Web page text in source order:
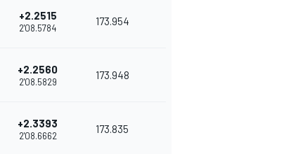
+2.2515
2'08.5784
173.954
+2.2560
2'08.5829
173.948
+2.3393
2'08.6662
173.835